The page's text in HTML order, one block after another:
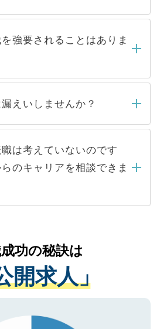
営業日以内にはご連絡をせて
ので、しばらくお待ちくださ
で取り扱っている求人の
Webサイトからご覧いただ
開求人」です。非公開求人は
よって、一般には公開してい
けるため 人気のある医療機
まうと、応募が殺到する場
が求める条件に合った人材の
会社に依頼するケースが増え
強要されることはありま
要することは一切ありませ
に応募先から内定をいただい
要はありません。内定先へ
はキャリアパートナーが行い
安心ください。
えいしませんか？
いすることはありませんの
ださい。当サイトからの登録
たご登録者様の個人情報は、
リアアップおよび転職活動の
使用いたします。お預かりし
個人データはご本人の許可
の取り扱いについての厳密な
たした事業者のみに付与され
シーマークを取得済みです。
いた個人情報は、SSL（デー
に関してもご安心ください。
は考えていないのです
のキャリアを相談できま
現在の医療機関の状況や紹介
ながら、適切なアドバイスを
きます。すぐにご転職をされ
長期的なサポートが可能です
登録ください。
功の秘訣は
開求人」